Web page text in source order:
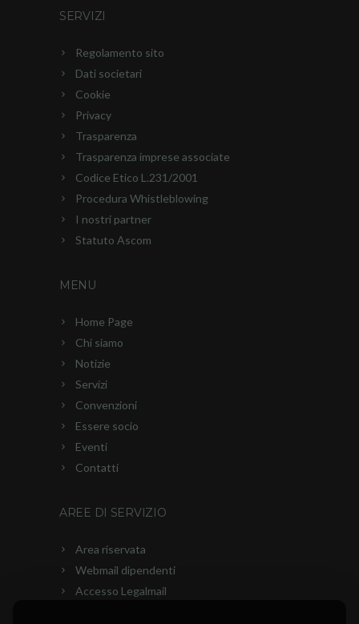
SERVIZI
Regolamento sito
Dati societari
Cookie
Privacy
Trasparenza
Trasparenza imprese associate
Codice Etico L.231/2001
Procedura Whistleblowing
I nostri partner
Statuto Ascom
MENU
Home Page
Chi siamo
Notizie
Servizi
Convenzioni
Essere socio
Eventi
Contatti
AREE DI SERVIZIO
Area riservata
Webmail dipendenti
Accesso Legalmail